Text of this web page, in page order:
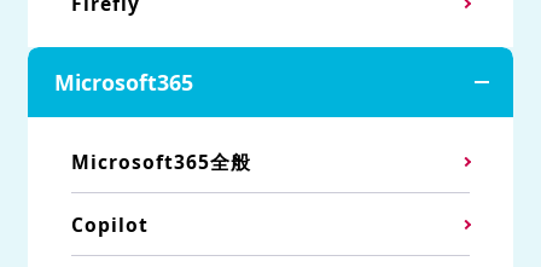
Microsoft365
Microsoft365全般
Copilot